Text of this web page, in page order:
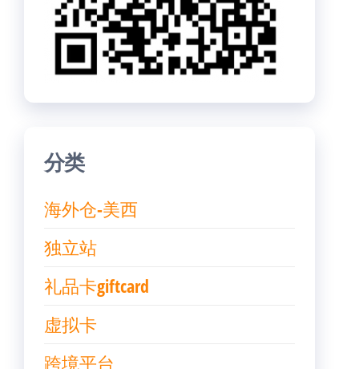
分类
海外仓-美西
独立站
礼品卡giftcard
虚拟卡
跨境平台